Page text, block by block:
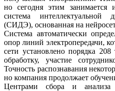
но сегодня этим занимается
система интеллектуальной
(СИДЭ), основанная на
Система автоматически
опор линий электропередачи,
сети установлено порядка
обработку, участие
Точность распознавания
но компания продолжает
Центрами сбора и